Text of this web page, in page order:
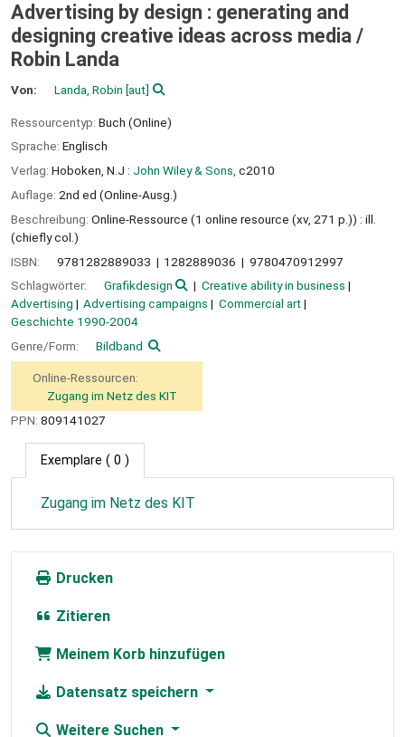
Advertising by design : generating and
designing creative ideas across media /
Robin Landa
Von: Landa, Robin [aut]
Ressourcentyp: Buch (Online)
Sprache: Englisch
Verlag: Hoboken, N.J : John Wiley & Sons, c2010
Auflage: 2nd ed (Online-Ausg.)
Beschreibung: Online-Ressource (1 online resource (xv, 271 p.)) : ill.
(chiefly col.)
ISBN:
9781282889033 1282889036
9780470912997
Schlagwörter:
Grafikdesign
Creative ability in business
Advertising
Advertising campaigns
Commercial art
Geschichte 1990-2004
Genre/Form:
Bildband
Online-Ressourcen:
Zugang im Netz des KIT
PPN: 809141027
Exemplare ( 0 )
Zugang im Netz des KIT
Drucken
Zitieren
Meinem Korb hinzufügen
Datensatz speichern
Weitere Suchen